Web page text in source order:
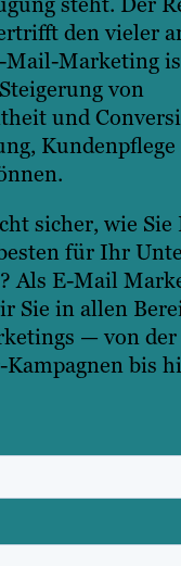
den vieler
Mail-Marketing
von
und
sicher, wie
für Ihr
Als E-Mail
Sie in allen
— von
bis